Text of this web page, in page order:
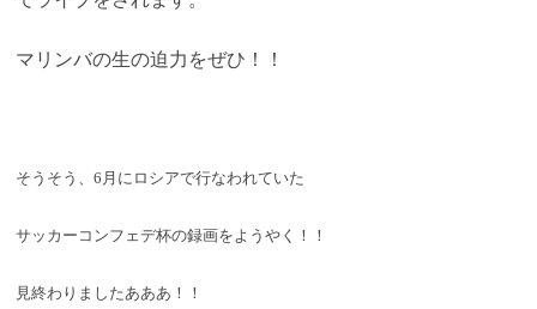
マリンバの生の迫力をぜひ！！
そうそう、6月にロシアで行なわれていた
サッカーコンフェデ杯の録画をようやく！！
見終わりましたあああ！！